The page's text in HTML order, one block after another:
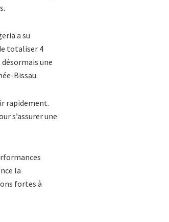
a su
totaliser 4
une
Bissau.
rapidement.
s’assurer une
la
fortes à